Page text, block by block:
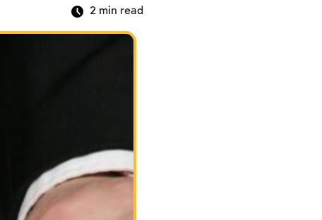
2 min read